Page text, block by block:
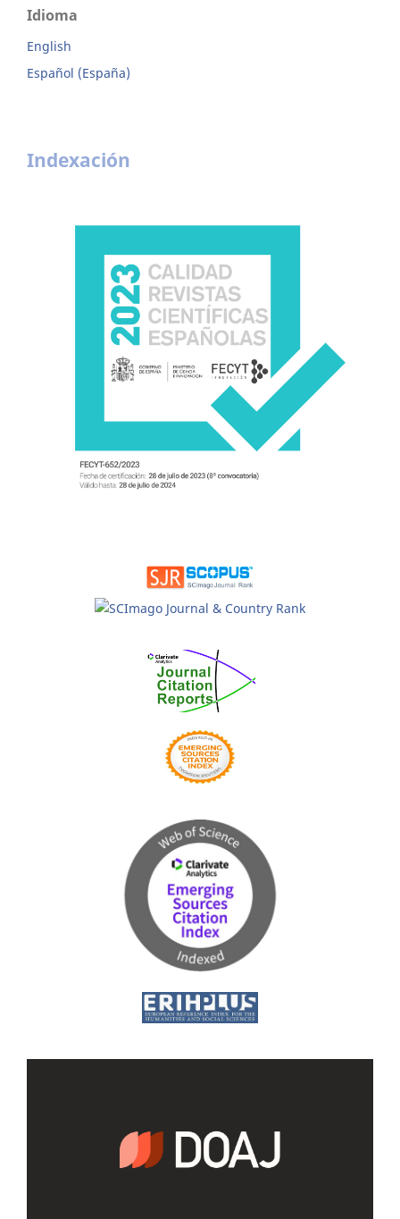
Idioma
English
Español (España)
Indexación